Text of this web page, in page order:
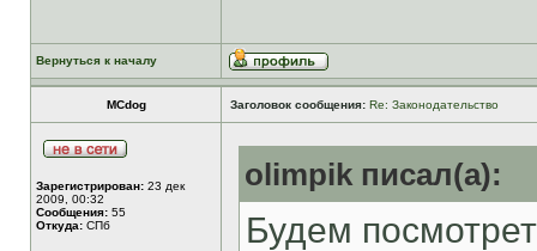
Вернуться к началу
MCdog Заголовок сообщения: Re: Законодательство
Зарегистрирован: 23 дек
2009, 00:32
Сообщения: 55
Откуда: СПб
olimpik писал(а):
Будем